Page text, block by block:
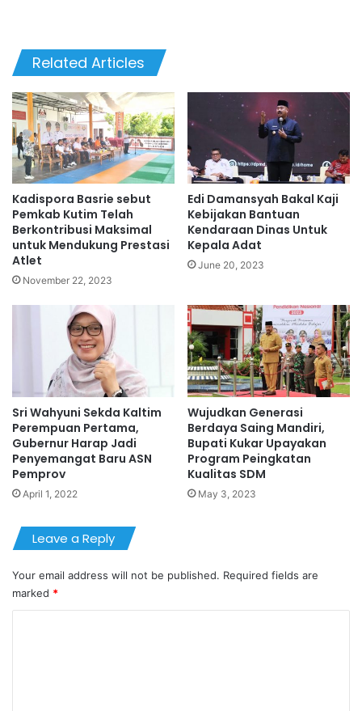
Related Articles
Kadispora Basrie sebut
Pemkab Kutim Telah
Berkontribusi Maksimal
untuk Mendukung Prestasi
Atlet
November 22, 2023
Edi Damansyah Bakal Kaji
Kebijakan Bantuan
Kendaraan Dinas Untuk
Kepala Adat
June 20, 2023
Sri Wahyuni Sekda Kaltim
Perempuan Pertama,
Gubernur Harap Jadi
Penyemangat Baru ASN
Pemprov
April 1, 2022
Wujudkan Generasi
Berdaya Saing Mandiri,
Bupati Kukar Upayakan
Program Peingkatan
Kualitas SDM
May 3, 2023
Leave a Reply
Your email address will not be published. Required fields are
marked *